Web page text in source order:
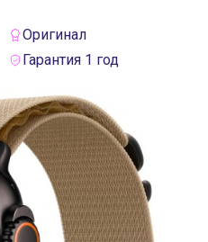
Оригинал
Гарантия 1 год